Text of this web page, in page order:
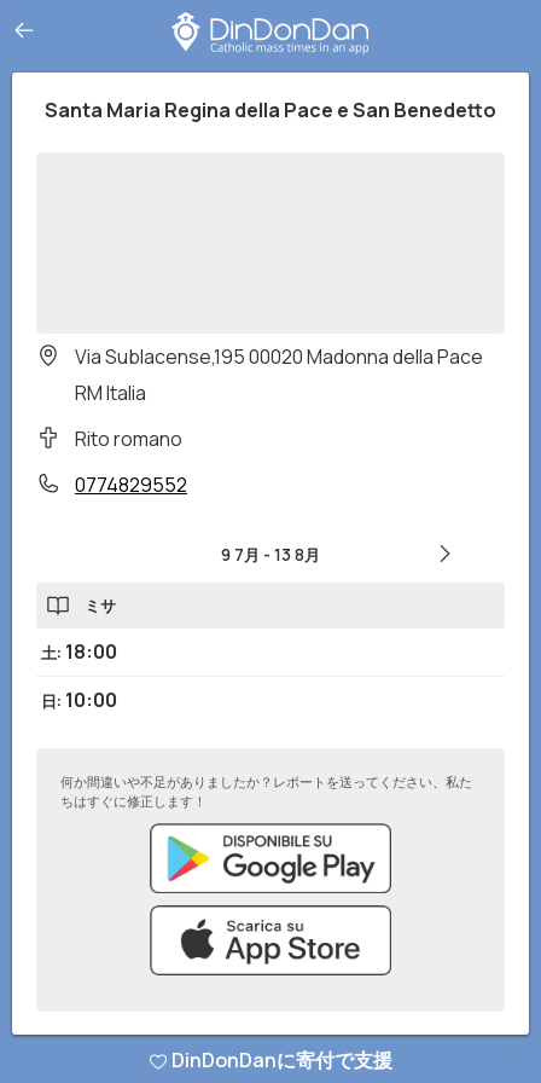
Santa Maria Regina della Pace e San Benedetto
Via Sublacense,195 00020 Madonna della Pace
RM Italia
Rito romano
0774829552
9 7月 - 13 8月
ミサ
土: 18:00
日: 10:00
何か間違いや不足がありましたか？レポートを送ってください、私た
ちはすぐに修正します！
プライバシーポリシー ウェブサイトに追加
DinDonDanに寄付で支援